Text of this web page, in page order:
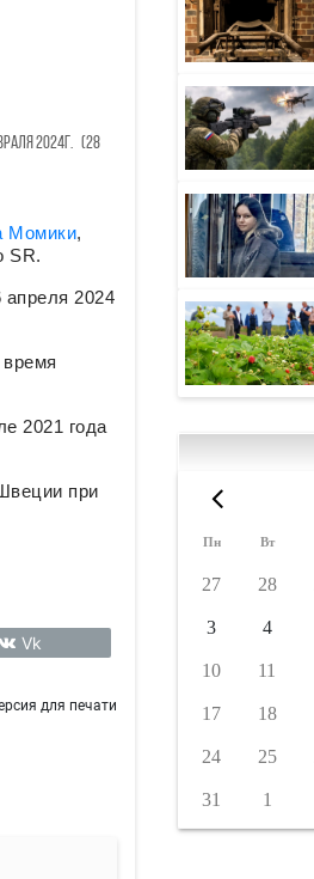
2024г. (28
Момики,
SR.
2024
2021 года
при
Vk
для печати
Пн Вт
27 28
3 4
10 11
17 18
24 25
31 1